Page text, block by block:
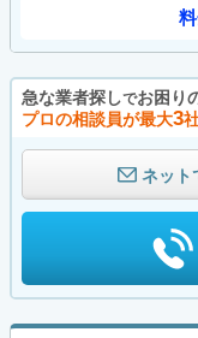
急な業者探しでお困り
プロの相談員が最大3
ネット